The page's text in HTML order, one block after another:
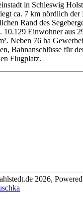
in Schleswig
ca. 7 km nördlich der
Rand des
10.129 Einwohner aus
Neben 76 ha
Bahnanschlüsse für
Flugplatz.
2026,